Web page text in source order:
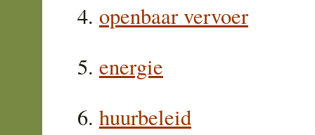
openbaar vervoer
energie
huurbeleid